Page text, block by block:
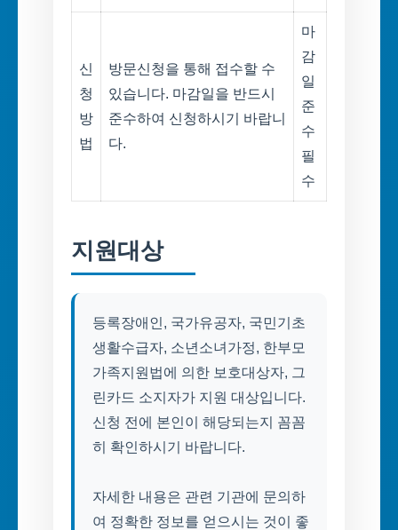
신
청
방
법
방문신청을 통해 접수할 수
있습니다. 마감일을 반드시
준수하여 신청하시기 바랍니
다.
마
감
일
준
수
필
수
지원대상
등록장애인, 국가유공자, 국민기초
생활수급자, 소년소녀가정, 한부모
가족지원법에 의한 보호대상자, 그
린카드 소지자가 지원 대상입니다.
신청 전에 본인이 해당되는지 꼼꼼
히 확인하시기 바랍니다.
자세한 내용은 관련 기관에 문의하
여 정확한 정보를 얻으시는 것이 좋